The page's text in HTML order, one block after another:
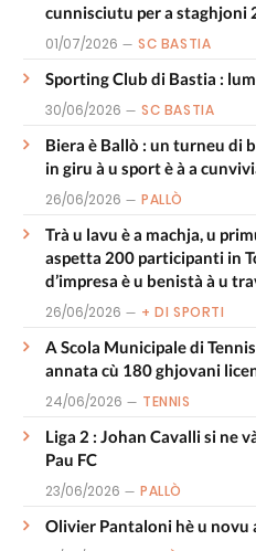
cunnisciutu per a staghjoni
01/07/2026 SC BASTIA
Sporting Club di Bastia :
30/06/2026 SC BASTIA
Biera è Ballò : un turneu di
in giru à u sport è à a
26/06/2026 PALLÒ
Trà u lavu è a machja, u
aspetta 200 participanti in
d’impresa è u benistà à u
26/06/2026 + DI SPORTI
A Scola Municipale di
annata cù 180 ghjovani
24/06/2026 TENNIS
Liga 2 : Johan Cavalli si ne
Pau FC
23/06/2026 PALLÒ
Olivier Pantaloni hè u novu